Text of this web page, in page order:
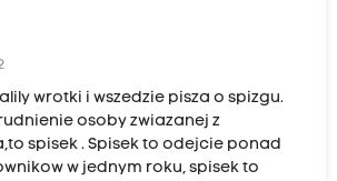
wrotki i wszedzie pisza o spizgu.
osoby zwiazanej z
spisek . Spisek to odejcie ponad
w jednym roku, spisek to